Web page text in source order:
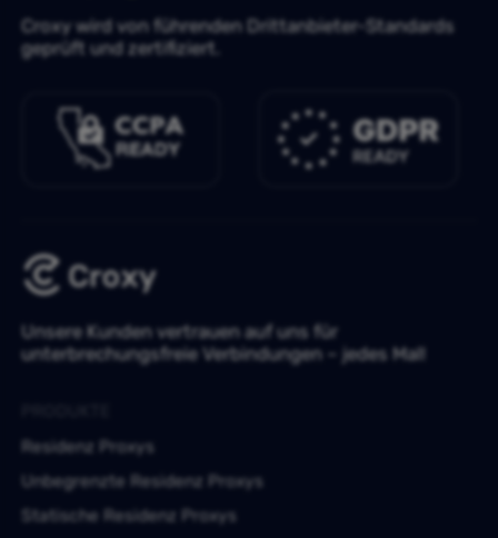
Croxy wird von führenden Drittanbieter-Standards
geprüft und zertifiziert.
Unsere Kunden vertrauen auf uns für
unterbrechungsfreie Verbindungen – jedes Mal!
Residenz Proxys
Unbegrenzte Residenz Proxys
Statische Residenz Proxys